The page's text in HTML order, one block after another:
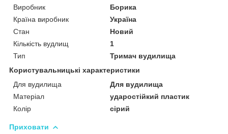
Виробник
Борика
Країна виробник
Україна
Стан
Новий
Кількість вудлищ
1
Тип
Тримач вудилища
Користувальницькі характеристики
Для вудилища
Для вудилища
Матеріал
ударостійкий пластик
Колір
сірий
Приховати